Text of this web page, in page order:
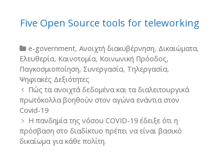
Five Open Source tools for teleworking
Categories
e-government, Ανοιχτή διακυβέρνηση, Δικαιώματα,
Ελευθερία, Καινοτομία, Κοινωνική Πρόοδος,
Παγκοσμιοποίηση, Συνεργασία, Τηλεργασία,
Ψηφιακές Δεξιότητες
Post
navigation
Πώς τα ανοιχτά δεδομένα και τα διαλειτουργικά
πρωτόκολλα βοηθούν στον αγώνα ενάντια στον
Covid-19
Η πανδημία της νόσου COVID-19 έδειξε ότι η
πρόσβαση στο διαδίκτυο πρέπει να είναι βασικό
δικαίωμα για κάθε πολίτη.